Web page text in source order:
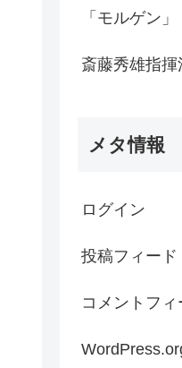
「モルゲン」
斎藤秀雄指
メタ情報
ログイン
投稿フィード
コメントフィ